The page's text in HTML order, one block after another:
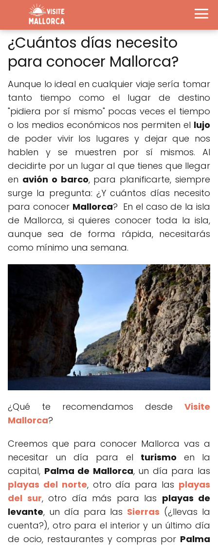
¿Cuántos días necesito
para conocer Mallorca?
Aunque lo ideal en cualquier viaje sería tomar
tanto tiempo como el lugar de destino
"pidiera por sí mismo" pocas veces el tiempo
o los medios económicos nos permiten el lujo
de poder vivir los lugares y dejar que nos
hablen y se muestren por sí mismos. Al
decidirte por un lugar al que tienes que llegar
en avión o barco, para planificarte, siempre
surge la pregunta: ¿Y cuántos días necesito
para conocer Mallorca? En el caso de la isla
de Mallorca, si quieres conocer toda la isla,
aunque sea de forma rápida, necesitarás
como mínimo una semana.
¿Qué te recomendamos desde Visite
Mallorca?
Creemos que para conocer Mallorca vas a
necesitar un día para el turismo en la
capital, Palma de Mallorca, un día para las
playas del norte, otro día para las playas
del sur, otro día más para las playas de
levante, un día para las Sierras (¿llevas la
cuenta?), otro para el interior y un último día
de ocio, restaurantes y compras por Palma